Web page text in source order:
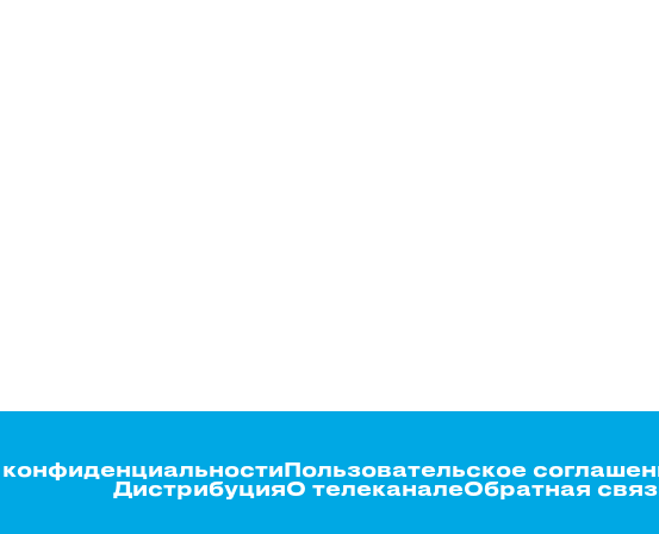
Пользовательское
ДистрибуцияО телеканалеОбратная